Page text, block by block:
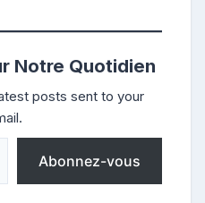
Notre Quotidien
posts sent to your
Abonnez-vous